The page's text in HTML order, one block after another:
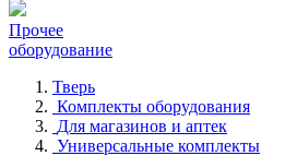
Прочее
оборудование
Тверь
Комплекты оборудования
Для магазинов и аптек
Универсальные комплекты